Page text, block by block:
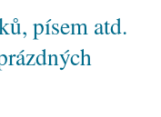
písem atd.